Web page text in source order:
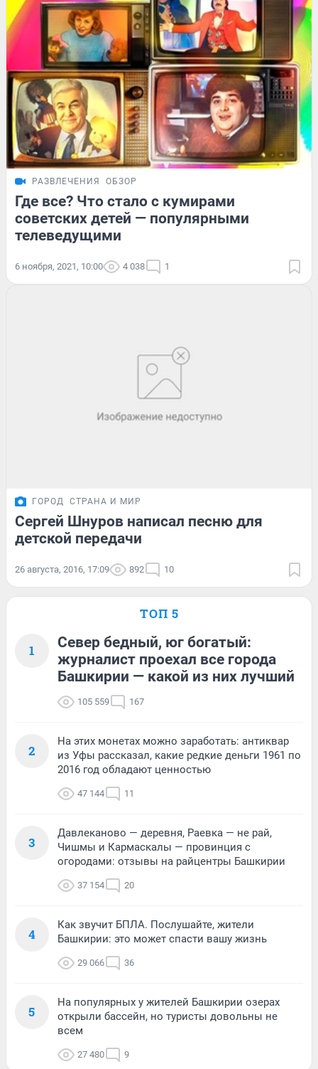
РАЗВЛЕЧЕНИЯ ОБЗОР
Где все? Что стало с кумирами
советских детей — популярными
телеведущими
6 ноября, 2021, 10:00 4 038 1
ГОРОД СТРАНА И МИР
Сергей Шнуров написал песню для
детской передачи
26 августа, 2016, 17:09 892 10
ТОП 5
1
Север бедный, юг богатый:
журналист проехал все города
Башкирии — какой из них лучший
105 559 167
2
На этих монетах можно заработать: антиквар
из Уфы рассказал, какие редкие деньги 1961 по
2016 год обладают ценностью
47 144 11
3
Давлеканово — деревня, Раевка — не рай,
Чишмы и Кармаскалы — провинция с
огородами: отзывы на райцентры Башкирии
37 154 20
4
Как звучит БПЛА. Послушайте, жители
Башкирии: это может спасти вашу жизнь
29 066 36
5
На популярных у жителей Башкирии озерах
открыли бассейн, но туристы довольны не
всем
27 480 9